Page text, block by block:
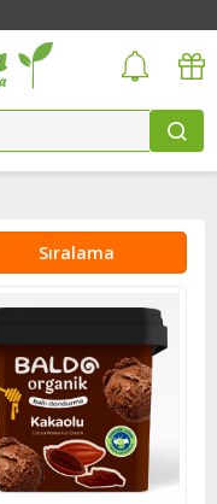
Sıralama